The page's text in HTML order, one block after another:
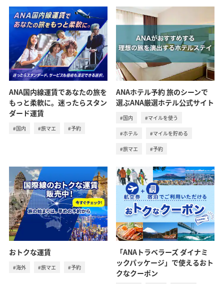
ANA国内線運賃であなたの旅を
もっと柔軟に。迷ったらスタン
ダード運賃
#国内 #旅マエ #予約
ANAホテル予約 旅のシーンで
選ぶANA厳選ホテル公式サイト
#国内 #マイルを使う
#ホテル #マイルを貯める
#旅マエ #予約
おトクな運賃
#海外 #旅マエ #予約
「ANAトラベラーズ ダイナミ
ックパッケージ」で使えるおト
クなクーポン